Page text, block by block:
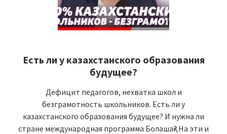
Есть ли у казахстанского образования
будущее?
Дефицит педагогов, нехватка школ и
безграмотность школьников. Есть ли у
казахстанского образования будущее? И нужна ли
стране международная программа Болашақ? На эти и